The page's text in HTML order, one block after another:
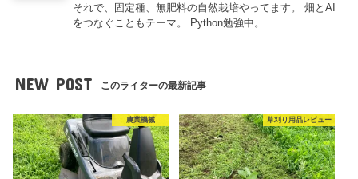
それで、固定種、無肥料の自然栽培やってます。 畑とAI
をつなぐこともテーマ。 Python勉強中。
NEW POST このライターの最新記事
農業機械 草刈り用品レビュー